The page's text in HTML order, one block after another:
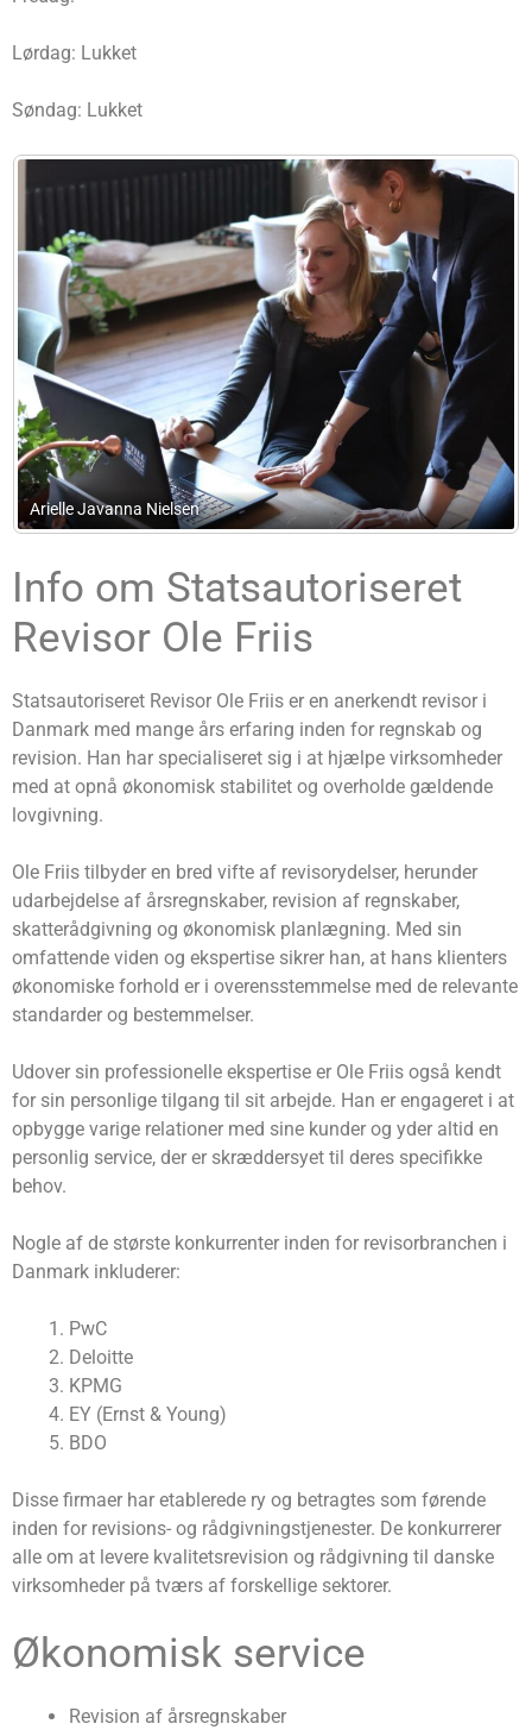
Lørdag: Lukket
Søndag: Lukket
Jesper Bang
Info om Statsautoriseret
Revisor Ole Friis
Statsautoriseret Revisor Ole Friis er en anerkendt revisor i
Danmark med mange års erfaring inden for regnskab og
revision. Han har specialiseret sig i at hjælpe virksomheder
med at opnå økonomisk stabilitet og overholde gældende
lovgivning.
Ole Friis tilbyder en bred vifte af revisorydelser, herunder
udarbejdelse af årsregnskaber, revision af regnskaber,
skatterådgivning og økonomisk planlægning. Med sin
omfattende viden og ekspertise sikrer han, at hans klienters
økonomiske forhold er i overensstemmelse med de relevante
standarder og bestemmelser.
Udover sin professionelle ekspertise er Ole Friis også kendt
for sin personlige tilgang til sit arbejde. Han er engageret i at
opbygge varige relationer med sine kunder og yder altid en
personlig service, der er skræddersyet til deres specifikke
behov.
Nogle af de største konkurrenter inden for revisorbranchen i
Danmark inkluderer:
PwC
Deloitte
KPMG
EY (Ernst & Young)
BDO
Disse firmaer har etablerede ry og betragtes som førende
inden for revisions- og rådgivningstjenester. De konkurrerer
alle om at levere kvalitetsrevision og rådgivning til danske
virksomheder på tværs af forskellige sektorer.
Økonomisk service
Revision af årsregnskaber